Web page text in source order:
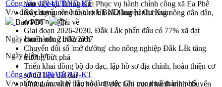
làm việc tại Trung tâm Phục vụ hành chính công xã Ea Phê
Xây dựng nền hành chính số đồng hành cùng nông dân dân,
doanh nghiệp
Giai đoạn 2026-2030, Đắk Lắk phấn đấu có 77% xã đạt
chuẩn nông thôn mới
Chuyển đổi số 'mở đường' cho nông nghiệp Đắk Lắk tăng
trưởng bứt phá
Triển khai đồng bộ đo đạc, lập hồ sơ địa chính, hoàn thiện cơ
sở dữ liệu đất đai
Ứng dụng sinh trắc học - Bước tiến trong hành trình chuyển
Công văn 1104/UBND-KT
V/v điều chuyển xe ô tô cho UBND huyện Cư Kuin
Bản PDF
Tải về
Ngày ban hành:21/02/2017
Ngày hiệu lực:
Công văn 1100/UBND-KT
V/v phương án xử lý Trụ sở làm việc Chi cục thuế thành phố